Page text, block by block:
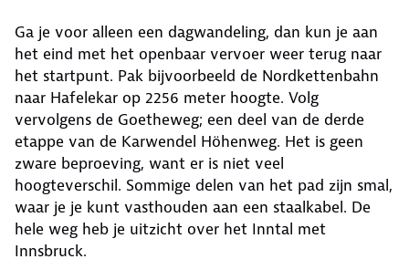
Ga je voor alleen een dagwandeling, dan kun je aan
het eind met het openbaar vervoer weer terug naar
het startpunt. Pak bijvoorbeeld de Nordkettenbahn
naar Hafelekar op 2256 meter hoogte. Volg
vervolgens de Goetheweg; een deel van de derde
etappe van de Karwendel Höhenweg. Het is geen
zware beproeving, want er is niet veel
hoogteverschil. Sommige delen van het pad zijn smal,
waar je je kunt vasthouden aan een staalkabel. De
hele weg heb je uitzicht over het Inntal met
Innsbruck.